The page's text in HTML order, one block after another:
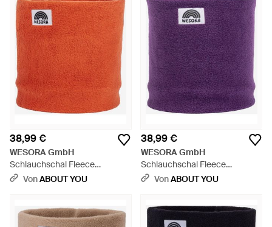
38,99 €
WESORA GmbH
Schlauchschal Fleece
Neckwarmer - Rot
VonABOUT YOU
38,99 €
WESORA GmbH
Schlauchschal Fleece
Neckwarmer - Lila
VonABOUT YOU